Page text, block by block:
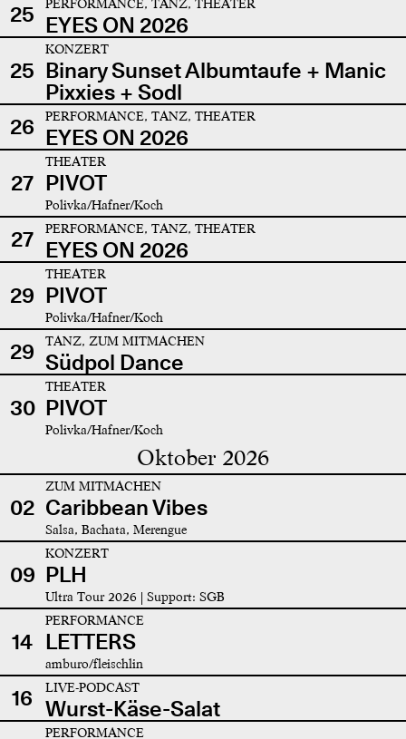
25 PERFORMANCE, TANZ, THEATER
EYES ON 2026
25
KONZERT
Binary Sunset Albumtaufe + Manic
Pixxies + Sodl
26
PERFORMANCE, TANZ, THEATER
EYES ON 2026
27
THEATER
PIVOT
Polivka/Hafner/Koch
27 PERFORMANCE, TANZ, THEATER
EYES ON 2026
29
THEATER
PIVOT
Polivka/Hafner/Koch
29 TANZ, ZUM MITMACHEN
Südpol Dance
30
THEATER
PIVOT
Polivka/Hafner/Koch
Oktober 2026
02
ZUM MITMACHEN
Caribbean Vibes
Salsa, Bachata, Merengue
09
KONZERT
PLH
Ultra Tour 2026 | Support: SGB
14
PERFORMANCE
LETTERS
amburo/fleischlin
16 LIVE-PODCAST
Wurst-Käse-Salat
PERFORMANCE